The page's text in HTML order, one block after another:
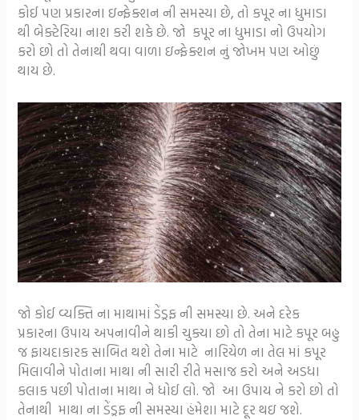
કોઈ પણ પ્રકારના ઇન્ફેક્શન ની સમસ્યા છે, તો કપૂર ના ધુમાડા
થી બેક્ટેરિયા નાશ કરી શકે છે. જો કપૂર ના ધુમાડા નો ઉપયોગ
કરો છો તો તેનાથી થવા વાળા ઇન્ફેક્શન નું જોખમ પણ ઓછું
થાય છે.
જો કોઈ વ્યક્તિ ના માથામાં ડેંડ્રફ ની સમસ્યા છે. અને દરેક
પ્રકારના ઉપાય અપનાવીને થાકી ચુક્યા છો તો તેના માટે કપૂર બહુ
જ ફાયદાકારક સાબિત થશે તેના માટે નારિયેળ ના તેલ માં કપૂર
મિલાવીને પોતાના માથા ની સારી રીતે મસાજ કરો અને અડધા
કલાક પછી પોતાના માથા ને ધોઈ લો. જો આ ઉપાય ને કરો છો તો
તેનાથી માથા ના ડેંડ્રફ ની સમસ્યા હંમેશા માટે દૂર થઇ જશે.